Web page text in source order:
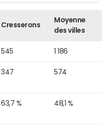
Cresserons
Moyenne
des villes
545 1 186
347 574
63,7 % 48,1 %